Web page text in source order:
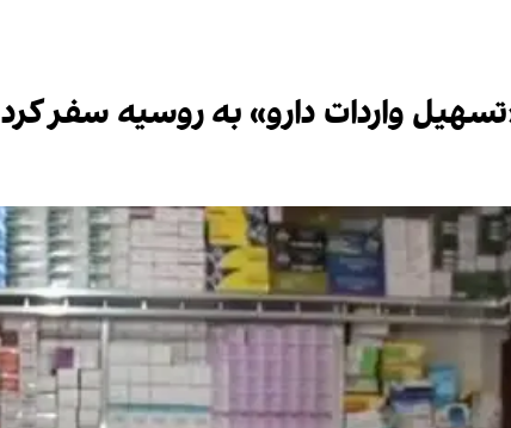
واردات دارو» به روسیه سفر کرد